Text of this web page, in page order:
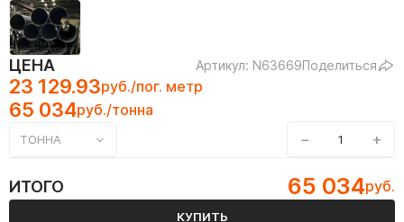
ЦЕНА Артикул: N63669Поделиться
23 129.93руб./пог. метр
65 034руб./тонна
ТОННА − +
ИТОГО 65 034руб.
КУПИТЬ